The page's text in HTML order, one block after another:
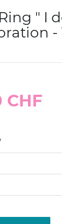
" I
-
CHF